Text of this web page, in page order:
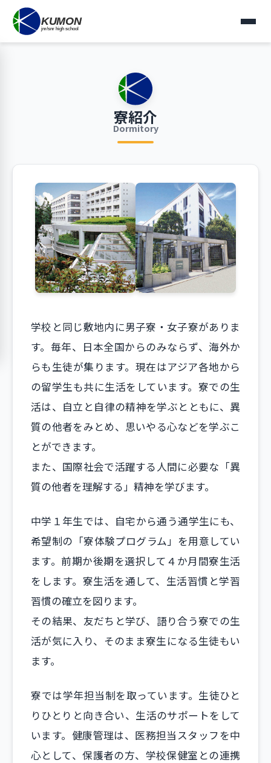
寮紹介
Dormitory
学校と同じ敷地内に男子寮・女子寮がありま
す。毎年、日本全国からのみならず、海外か
らも生徒が集ります。現在はアジア各地から
の留学生も共に生活をしています。寮での生
活は、自立と自律の精神を学ぶとともに、異
質の他者をみとめ、思いやる心などを学ぶこ
とができます。
また、国際社会で活躍する人間に必要な「異
質の他者を理解する」精神を学びます。
中学１年生では、自宅から通う通学生にも、
希望制の「寮体験プログラム」を用意してい
ます。前期か後期を選択して４か月間寮生活
をします。寮生活を通して、生活習慣と学習
習慣の確立を図ります。
その結果、友だちと学び、語り合う寮での生
活が気に入り、そのまま寮生になる生徒もい
ます。
寮では学年担当制を取っています。生徒ひと
りひとりと向き合い、生活のサポートをして
います。健康管理は、医務担当スタッフを中
心として、保護者の方、学校保健室との連携